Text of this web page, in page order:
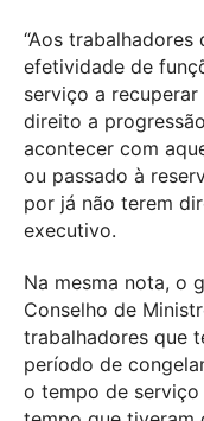
“Aos trabalhadores
efetividade de
serviço a
direito a
acontecer com
ou passado à
por já não terem
executivo.
Na mesma nota, o
Conselho de
trabalhadores que
período de
o tempo de